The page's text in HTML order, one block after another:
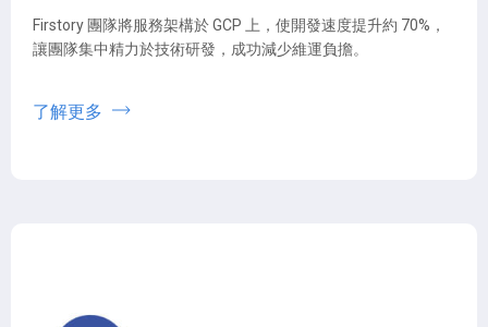
Firstory 團隊將服務架構於 GCP 上，使開發速度提升約 70%，
讓團隊集中精力於技術研發，成功減少維運負擔。
了解更多